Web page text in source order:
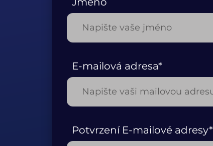
E-mailová adresa*
Potvrzení E-mailové adresy*